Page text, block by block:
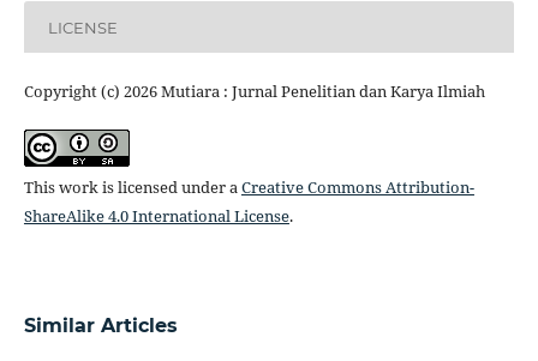
LICENSE
Copyright (c) 2026 Mutiara : Jurnal Penelitian dan Karya Ilmiah
This work is licensed under aCreative Commons Attribution-
ShareAlike 4.0 International License.
Similar Articles